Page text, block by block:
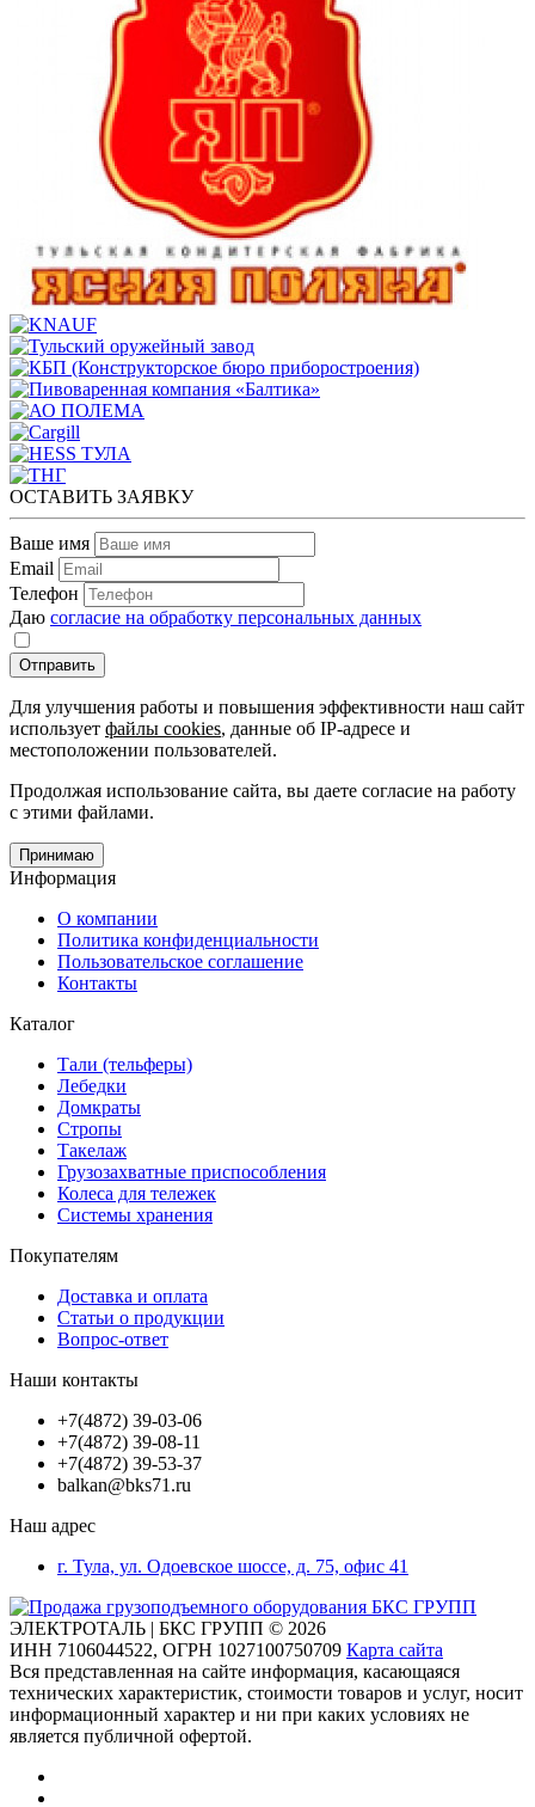
ОСТАВИТЬ ЗАЯВКУ
Ваше имя
Email
Телефон
Даю согласие на обработку персональных данных
Отправить
Для улучшения работы и повышения эффективности наш сайт
использует файлы cookies, данные об IP-адресе и
местоположении пользователей.
Продолжая использование сайта, вы даете согласие на работу
с этими файлами.
Принимаю
Информация
О компании
Политика конфиденциальности
Пользовательское соглашение
Контакты
Каталог
Тали (тельферы)
Лебедки
Домкраты
Стропы
Такелаж
Грузозахватные приспособления
Колеса для тележек
Системы хранения
Покупателям
Доставка и оплата
Статьи о продукции
Вопрос-ответ
Наши контакты
+7(4872) 39-03-06
+7(4872) 39-08-11
+7(4872) 39-53-37
balkan@bks71.ru
Наш адрес
г. Тула, ул. Одоевское шоссе, д. 75, офис 41
ЭЛЕКТРОТАЛЬ | БКС ГРУПП © 2026
ИНН 7106044522, ОГРН 1027100750709 Карта сайта
Вся представленная на сайте информация, касающаяся
технических характеристик, стоимости товаров и услуг, носит
информационный характер и ни при каких условиях не
является публичной офертой.